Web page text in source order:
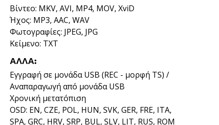
Βίντεο: MKV, AVI, MP4, MOV, XviD
Ήχος: MP3, AAC, WAV
Φωτογραφίες: JPEG, JPG
Κείμενο: TXT
ΆΛΛΑ:
Εγγραφή σε μονάδα USB (REC - μορφή TS) /
Αναπαραγωγή από μονάδα USB
Χρονική μετατόπιση
OSD: EN, CZE, POL, HUN, SVK, GER, FRE, ITA,
SPA, GRC, HRV, SRP, BUL, SLV, LIT, RUS, ROM